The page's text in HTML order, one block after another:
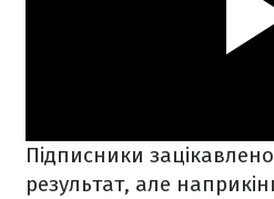
Підписники
результат, але